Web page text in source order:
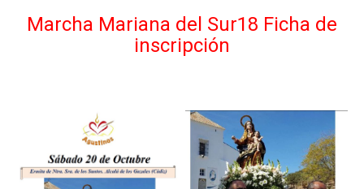
Marcha Mariana del Sur18 Ficha de
inscripción